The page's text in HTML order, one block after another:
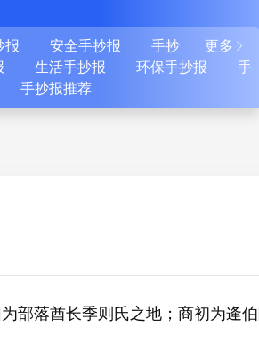
更多 
报 安全手抄报
手抄
生活手抄报 环保手抄报
手
手抄报推荐
部落酋长季则氏之地；商初为逄